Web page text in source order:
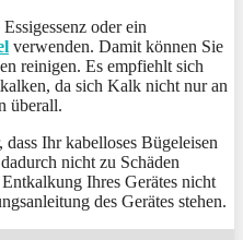
oder ein
verwenden. Damit können Sie
reinigen. Es empfiehlt sich
da sich Kalk nicht nur an
überall.
Ihr kabelloses Bügeleisen
nicht zu Schäden
Ihres Gerätes nicht
des Gerätes stehen.